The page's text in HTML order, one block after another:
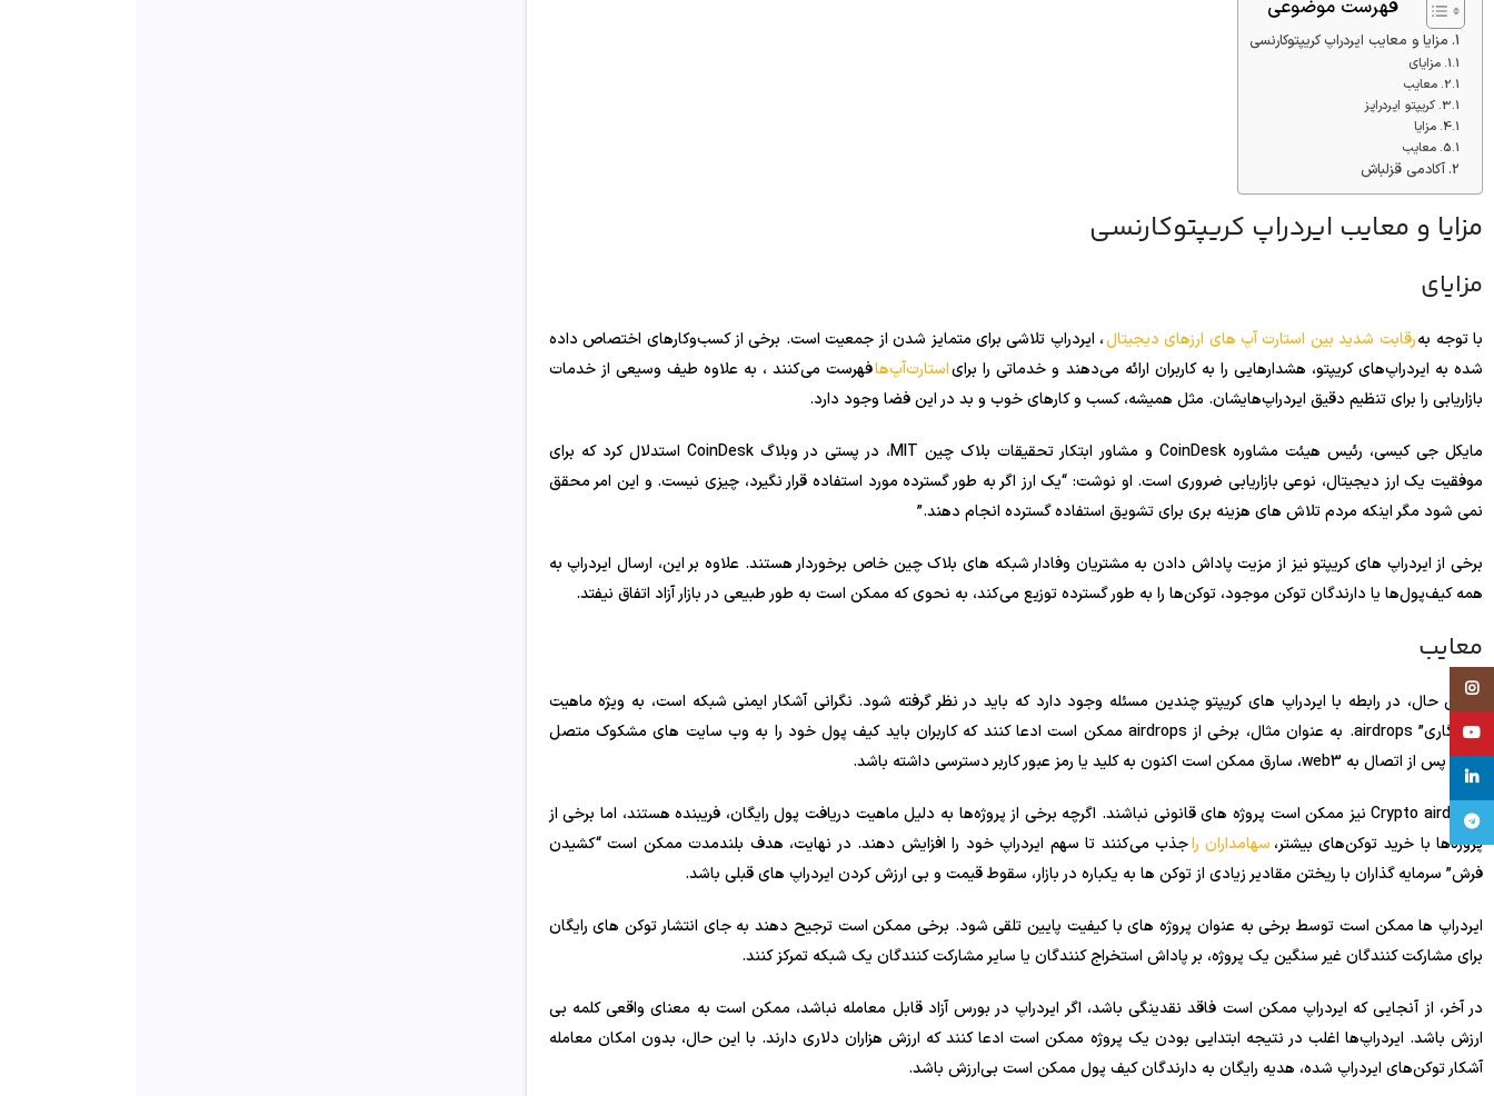
فهرست موضوعی
مزایا و معایب ایردراپ کریپتوکارنسی
مزایای
معایب
کریپتو ایردراپز
مزایا
معایب
آکادمی قزلباش
مزایا و معایب ایردراپ کریپتوکارنسی
مزایای
با توجه بهرقابت شدید بین استارت آپ های ارزهای دیجیتال، ایردراپ تلاشی برای متمایز شدن از جمعیت است. برخی از کسب‌وکارهای اختصاص داده
شده به ایردراپ‌های کریپتو، هشدارهایی را به کاربران ارائه می‌دهند و خدماتی را برایاستارت‌آپ‌هافهرست می‌کنند ، به علاوه طیف وسیعی از خدمات
بازاریابی را برای تنظیم دقیق ایردراپ‌هایشان. مثل همیشه، کسب و کارهای خوب و بد در این فضا وجود دارد.
مایکل جی کیسی، رئیس هیئت مشاوره CoinDesk و مشاور ابتکار تحقیقات بلاک چین MIT، در پستی در وبلاگ CoinDesk استدلال کرد که برای
موفقیت یک ارز دیجیتال، نوعی بازاریابی ضروری است. او نوشت: “یک ارز اگر به طور گسترده مورد استفاده قرار نگیرد، چیزی نیست. و این امر محقق
نمی شود مگر اینکه مردم تلاش های هزینه بری برای تشویق استفاده گسترده انجام دهند.”
برخی از ایردراپ های کریپتو نیز از مزیت پاداش دادن به مشتریان وفادار شبکه های بلاک چین خاص برخوردار هستند. علاوه بر این، ارسال ایردراپ به
همه کیف‌پول‌ها یا دارندگان توکن موجود، توکن‌ها را به طور گسترده توزیع می‌کند، به نحوی که ممکن است به طور طبیعی در بازار آزاد اتفاق نیفتد.
معایب
با این حال، در رابطه با ایردراپ های کریپتو چندین مسئله وجود دارد که باید در نظر گرفته شود. نگرانی آشکار ایمنی شبکه است، به ویژه ماهیت
“رستگاری” airdrops. به عنوان مثال، برخی از airdrops ممکن است ادعا کنند که کاربران باید کیف پول خود را به وب سایت های مشکوک متصل
کنند. پس از اتصال به web3، سارق ممکن است اکنون به کلید یا رمز عبور کاربر دسترسی داشته باشد.
Crypto airdrops نیز ممکن است پروژه های قانونی نباشند. اگرچه برخی از پروژه‌ها به دلیل ماهیت دریافت پول رایگان، فریبنده هستند، اما برخی از
پروژه‌ها با خرید توکن‌های بیشتر، سهامداران راجذب می‌کنند تا سهم ایردراپ خود را افزایش دهند. در نهایت، هدف بلندمدت ممکن است “کشیدن
فرش” سرمایه گذاران با ریختن مقادیر زیادی از توکن ها به یکباره در بازار، سقوط قیمت و بی ارزش کردن ایردراپ های قبلی باشد.
ایردراپ ها ممکن است توسط برخی به عنوان پروژه های با کیفیت پایین تلقی شود. برخی ممکن است ترجیح دهند به جای انتشار توکن های رایگان
برای مشارکت کنندگان غیر سنگین یک پروژه، بر پاداش استخراج کنندگان یا سایر مشارکت کنندگان یک شبکه تمرکز کنند.
در آخر، از آنجایی که ایردراپ ممکن است فاقد نقدینگی باشد، اگر ایردراپ در بورس آزاد قابل معامله نباشد، ممکن است به معنای واقعی کلمه بی
ارزش باشد. ایردراپ‌ها اغلب در نتیجه ابتدایی بودن یک پروژه ممکن است ادعا کنند که ارزش هزاران دلاری دارند. با این حال، بدون امکان معامله
آشکار توکن‌های ایردراپ شده، هدیه رایگان به دارندگان کیف پول ممکن است بی‌ارزش باشد.
Instagram
YouTube
linkedin
تلگرام